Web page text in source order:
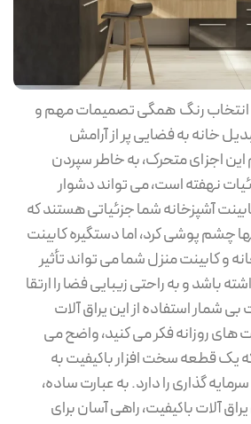
تا انتخاب رنگ همگی تصمیمات مهم و
خانه به فضایی پر از آرامش
اجزای متحرک، به خاطر سپردن
نهفته است، می تواند دشوار
آشپزخانه شما جزئیاتی هستند که
چشم پوشی کرد، اما دستگیره کابینت
و کابینت منزل شما می تواند تأثیر
باشد و به راحتی زیبایی فضا را ارتقا
شمار استفاده از این یراق آلات
های روزانه فکر می کنید، واضح می
یک قطعه سخت افزار باکیفیت به
گذاری را دارد. به عبارت ساده،
آلات باکیفیت، راهی آسان برای